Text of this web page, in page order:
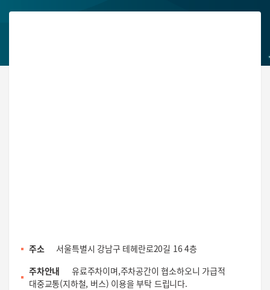
주소
서울특별시 강남구 테헤란로20길 16 4층
주차안내
유료주차이며,주차공간이 협소하오니 가급적
대중교통(지하철, 버스) 이용을 부탁 드립니다.